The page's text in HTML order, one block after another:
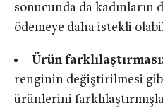
sonucunda da kadınların
ödemeye daha istekli
Ürün
renginin değiştirilmesi
ürünlerini